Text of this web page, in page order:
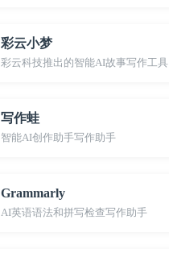
彩云小梦
彩云科技推出的智能AI故事写作工具
写作蛙
智能AI创作助手写作助手
Grammarly
AI英语语法和拼写检查写作助手